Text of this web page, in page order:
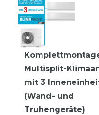
Multisplit-
mit 3
(Wand- und
Truhengeräte)